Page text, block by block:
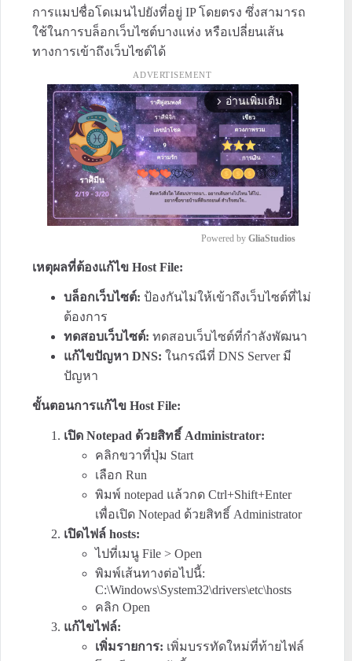
การแมปชื่อโดเมนไปยังที่อยู่ IP โดยตรง ซึ่งสามารถ
ใช้ในการบล็อกเว็บไซต์บางแห่ง หรือเปลี่ยนเส้น
ทางการเข้าถึงเว็บไซต์ได้
ADVERTISEMENT
arrow_forward_ios อ่านเพิ่มเติม
t
Powered by GliaStudios
เหตุผลที่ต้องแก้ไข Host File:
บล็อกเว็บไซต์: ป้องกันไม่ให้เข้าถึงเว็บไซต์ที่ไม่
ต้องการ
ทดสอบเว็บไซต์: ทดสอบเว็บไซต์ที่กำลังพัฒนา
แก้ไขปัญหา DNS: ในกรณีที่ DNS Server มี
ปัญหา
ขั้นตอนการแก้ไข Host File:
เปิด Notepad ด้วยสิทธิ์ Administrator:
คลิกขวาที่ปุ่ม Start
เลือก Run
พิมพ์ notepad แล้วกด Ctrl+Shift+Enter
เพื่อเปิด Notepad ด้วยสิทธิ์ Administrator
เปิดไฟล์ hosts:
ไปที่เมนู File > Open
พิมพ์เส้นทางต่อไปนี้:
C:\Windows\System32\drivers\etc\hosts
คลิก Open
แก้ไขไฟล์:
เพิ่มรายการ: เพิ่มบรรทัดใหม่ที่ท้ายไฟล์